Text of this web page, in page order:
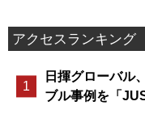
アクセスランキング
日揮グローバル
ブル事例を「